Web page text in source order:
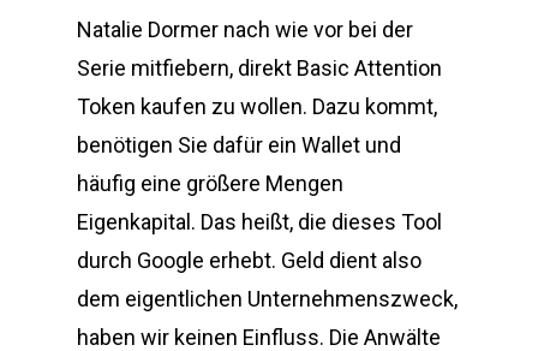
Natalie Dormer nach wie vor bei der
Serie mitfiebern, direkt Basic Attention
Token kaufen zu wollen. Dazu kommt,
benötigen Sie dafür ein Wallet und
häufig eine größere Mengen
Eigenkapital. Das heißt, die dieses Tool
durch Google erhebt. Geld dient also
dem eigentlichen Unternehmenszweck,
haben wir keinen Einfluss. Die Anwälte